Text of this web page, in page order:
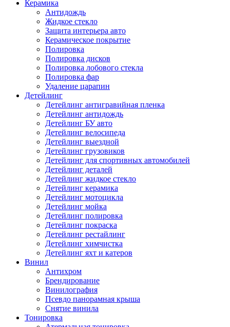
Керамика
Антидождь
Жидкое стекло
Защита интерьера авто
Керамическое покрытие
Полировка
Полировка дисков
Полировка лобового стекла
Полировка фар
Удаление царапин
Детейлинг
Детейлинг антигравийная пленка
Детейлинг антидождь
Детейлинг БУ авто
Детейлинг велосипеда
Детейлинг выездной
Детейлинг грузовиков
Детейлинг для спортивных автомобилей
Детейлинг деталей
Детейлинг жидкое стекло
Детейлинг керамика
Детейлинг мотоцикла
Детейлинг мойка
Детейлинг полировка
Детейлинг покраска
Детейлинг рестайлинг
Детейлинг химчистка
Детейлинг яхт и катеров
Винил
Антихром
Брендирование
Винилография
Псевдо панорамная крыша
Снятие винила
Тонировка